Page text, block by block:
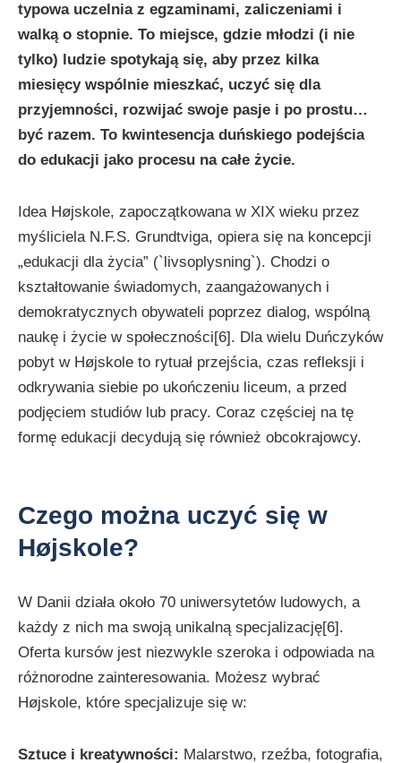
typowa uczelnia z egzaminami, zaliczeniami i
walką o stopnie. To miejsce, gdzie młodzi (i nie
tylko) ludzie spotykają się, aby przez kilka
miesięcy wspólnie mieszkać, uczyć się dla
przyjemności, rozwijać swoje pasje i po prostu…
być razem. To kwintesencja duńskiego podejścia
do edukacji jako procesu na całe życie.
Idea Højskole, zapoczątkowana w XIX wieku przez
myśliciela N.F.S. Grundtviga, opiera się na koncepcji
„edukacji dla życia” (`livsoplysning`). Chodzi o
kształtowanie świadomych, zaangażowanych i
demokratycznych obywateli poprzez dialog, wspólną
naukę i życie w społeczności[6]. Dla wielu Duńczyków
pobyt w Højskole to rytuał przejścia, czas refleksji i
odkrywania siebie po ukończeniu liceum, a przed
podjęciem studiów lub pracy. Coraz częściej na tę
formę edukacji decydują się również obcokrajowcy.
Czego można uczyć się w
Højskole?
W Danii działa około 70 uniwersytetów ludowych, a
każdy z nich ma swoją unikalną specjalizację[6].
Oferta kursów jest niezwykle szeroka i odpowiada na
różnorodne zainteresowania. Możesz wybrać
Højskole, które specjalizuje się w:
Sztuce i kreatywności: Malarstwo, rzeźba, fotografia,